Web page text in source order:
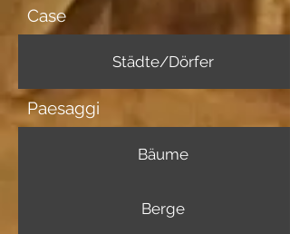
Case
Städte/Dörfer
Paesaggi
Bäume
Berge